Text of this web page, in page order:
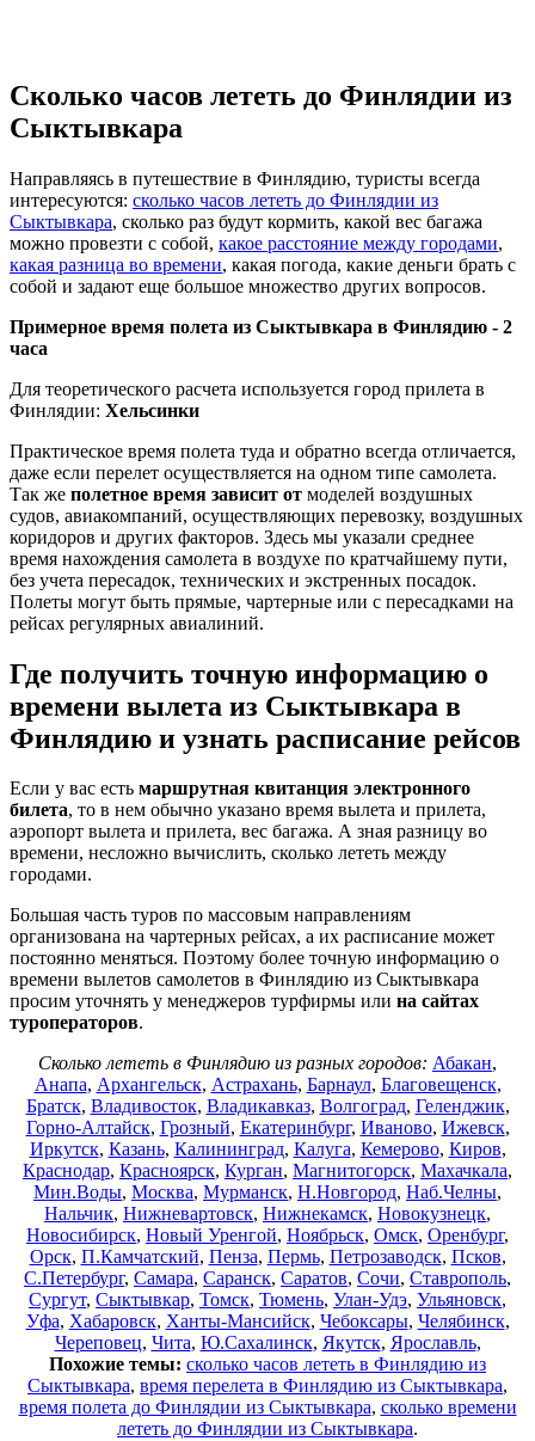
Сколько часов лететь до Финлядии из
Сыктывкара
Направляясь в путешествие в Финлядию, туристы всегда
интересуются: сколько часов лететь до Финлядии из
Сыктывкара, сколько раз будут кормить, какой вес багажа
можно провезти с собой, какое расстояние между городами,
какая разница во времени, какая погода, какие деньги брать с
собой и задают еще большое множество других вопросов.
Примерное время полета из Сыктывкара в Финлядию - 2
часа
Для теоретического расчета используется город прилета в
Финлядии: Хельсинки
Практическое время полета туда и обратно всегда отличается,
даже если перелет осуществляется на одном типе самолета.
Так же полетное время зависит от моделей воздушных
судов, авиакомпаний, осуществляющих перевозку, воздушных
коридоров и других факторов. Здесь мы указали среднее
время нахождения самолета в воздухе по кратчайшему пути,
без учета пересадок, технических и экстренных посадок.
Полеты могут быть прямые, чартерные или с пересадками на
рейсах регулярных авиалиний.
Где получить точную информацию о
времени вылета из Сыктывкара в
Финлядию и узнать расписание рейсов
Если у вас есть маршрутная квитанция электронного
билета, то в нем обычно указано время вылета и прилета,
аэропорт вылета и прилета, вес багажа. А зная разницу во
времени, несложно вычислить, сколько лететь между
городами.
Большая часть туров по массовым направлениям
организована на чартерных рейсах, а их расписание может
постоянно меняться. Поэтому более точную информацию о
времени вылетов самолетов в Финлядию из Сыктывкара
просим уточнять у менеджеров турфирмы или на сайтах
туроператоров.
Сколько лететь в Финлядию из разных городов: Абакан,
Анапа, Архангельск, Астрахань, Барнаул, Благовещенск,
Братск, Владивосток, Владикавказ, Волгоград, Геленджик,
Горно-Алтайск, Грозный, Екатеринбург, Иваново, Ижевск,
Иркутск, Казань, Калининград, Калуга, Кемерово, Киров,
Краснодар, Красноярск, Курган, Магнитогорск, Махачкала,
Мин.Воды, Москва, Мурманск, Н.Новгород, Наб.Челны,
Нальчик, Нижневартовск, Нижнекамск, Новокузнецк,
Новосибирск, Новый Уренгой, Ноябрьск, Омск, Оренбург,
Орск, П.Камчатский, Пенза, Пермь, Петрозаводск, Псков,
С.Петербург, Самара, Саранск, Саратов, Сочи, Ставрополь,
Сургут, Сыктывкар, Томск, Тюмень, Улан-Удэ, Ульяновск,
Уфа, Хабаровск, Ханты-Мансийск, Чебоксары, Челябинск,
Череповец, Чита, Ю.Сахалинск, Якутск, Ярославль,
Похожие темы: сколько часов лететь в Финлядию из
Сыктывкара, время перелета в Финлядию из Сыктывкара,
время полета до Финлядии из Сыктывкара, сколько времени
лететь до Финлядии из Сыктывкара.